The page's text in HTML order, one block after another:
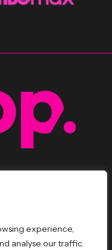
experience,
analyse our traffic.